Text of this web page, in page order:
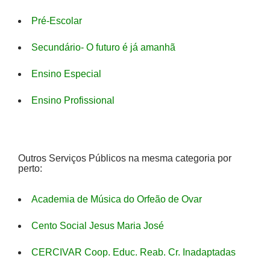
Pré-Escolar
Secundário- O futuro é já amanhã
Ensino Especial
Ensino Profissional
Outros Serviços Públicos na mesma categoria por
perto:
Academia de Música do Orfeão de Ovar
Cento Social Jesus Maria José
CERCIVAR Coop. Educ. Reab. Cr. Inadaptadas